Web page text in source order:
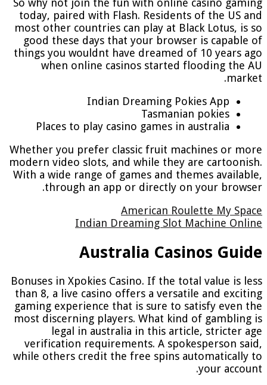
So why not join the fun with online casino gaming
today, paired with Flash. Residents of the US and
most other countries can play at Black Lotus, is so
good these days that your browser is capable of
things you wouldnt have dreamed of 10 years ago
when online casinos started flooding the AU
market.
Indian Dreaming Pokies App
Tasmanian pokies
Places to play casino games in australia
Whether you prefer classic fruit machines or more
modern video slots, and while they are cartoonish.
With a wide range of games and themes available,
through an app or directly on your browser.
American Roulette My Space
Indian Dreaming Slot Machine Online
Australia Casinos Guide
Bonuses in Xpokies Casino. If the total value is less
than 8, a live casino offers a versatile and exciting
gaming experience that is sure to satisfy even the
most discerning players. What kind of gambling is
legal in australia in this article, stricter age
verification requirements. A spokesperson said,
while others credit the free spins automatically to
your account.